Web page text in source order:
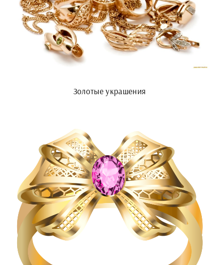
Золотые украшения